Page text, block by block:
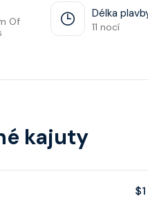
Of
Délka
11 nocí
kajuty